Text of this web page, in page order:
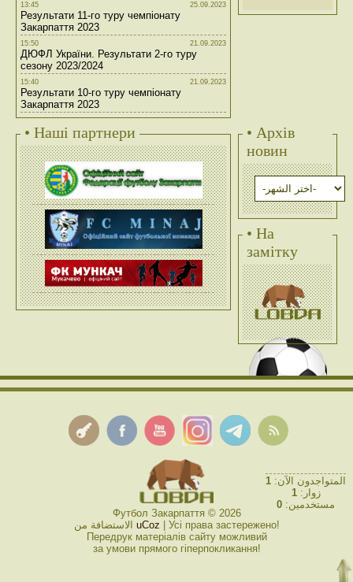
13:45 25.09.2023
Результати 11-го туру чемпіонату
Закарпаття 2023
15:50 21.09.2023
ДЮФЛ України. Результати 2-го туру
сезону 2023/2024
15:40 21.09.2023
Результати 10-го туру чемпіонату
Закарпаття 2023
• Наші партнери
• Архів
новин
• На
замітку
Футбол Закарпаття © 2026
uCoz | Усі права застережено!
Передрук матеріалів сайту можливий
за умови прямого гіперпокликання!
المتواجدون الآن: 1
زوار:1
مستخدمين: 0